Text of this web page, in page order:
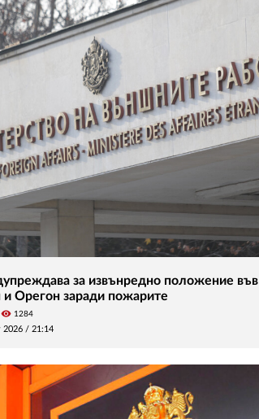
за извънредно положение във
и Орегон заради пожарите
visibility 1284
2026 / 21:14